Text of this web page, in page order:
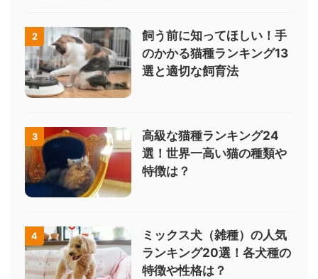
2
飼う前に知ってほしい！手
のかかる猫種ランキング13
選と適切な飼育法
3
高級な猫種ランキング24
選！世界一高い猫の種類や
特徴は？
4
ミックス犬（雑種）の人気
ランキング20選！各犬種の
特徴や性格は？